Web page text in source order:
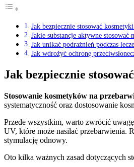
Jak bezpiecznie stosować
Jakie substancje aktywne stosować
Jak unikać podrażnień podczas
Jak wdrożyć ochronę
Jak bezpiecznie
Stosowanie kosmetyków na
systematyczność oraz dostosowanie
Przede wszystkim, warto zwrócić
UV, które może nasilać przebarwienia.
stymulację odnowy.
Oto kilka ważnych zasad dotyczących